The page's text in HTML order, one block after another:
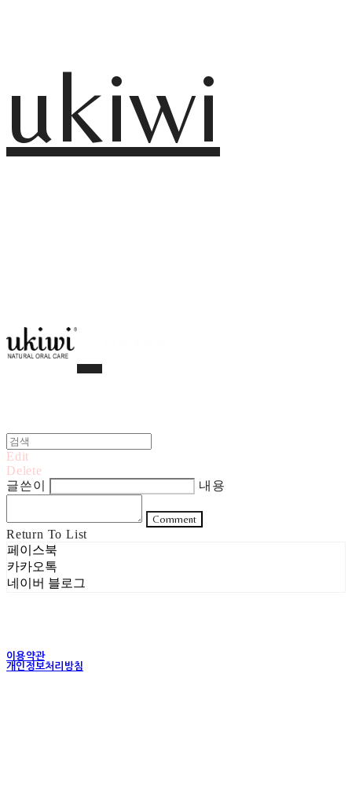
ukiwi
Edit
Delete
글쓴이
내용
Comment
Return To List
페이스북
카카오톡
네이버 블로그
이용약관
개인정보처리방침